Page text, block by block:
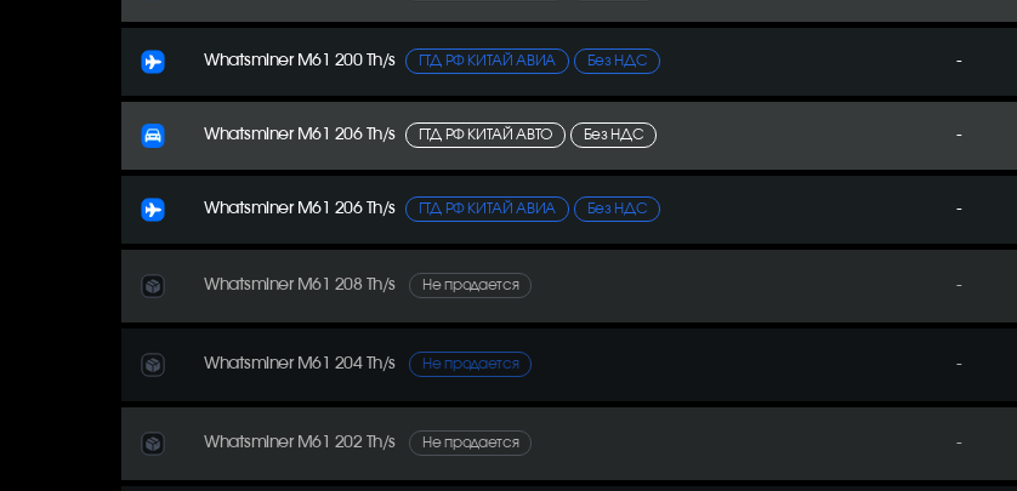
Whatsminer M61 200 Th/s ГТД РФ КИТАЙ АВИА Без НДС -
Whatsminer M61 206 Th/s ГТД РФ КИТАЙ АВТО Без НДС -
Whatsminer M61 206 Th/s ГТД РФ КИТАЙ АВИА Без НДС -
Whatsminer M61 208 Th/s Не продается -
Whatsminer M61 204 Th/s Не продается -
Whatsminer M61 202 Th/s Не продается -